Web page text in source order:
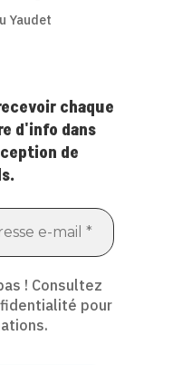
Yaudet
chaque
d'info dans
de
! Consultez
pour